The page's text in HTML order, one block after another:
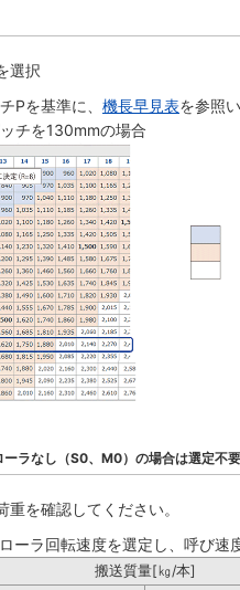
選択
Pを基準に、 機長早見表を参照
チを130mmの場合
なし（S0、M0）の場合は選定不
を確認してください。
ラ回転速度を選定し、呼び速
搬送質量[㎏/本]